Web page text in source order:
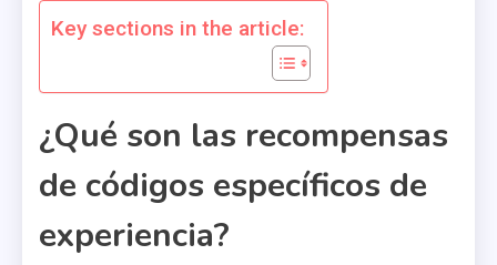
Key sections in the article:
¿Qué son las recompensas
de códigos específicos de
experiencia?